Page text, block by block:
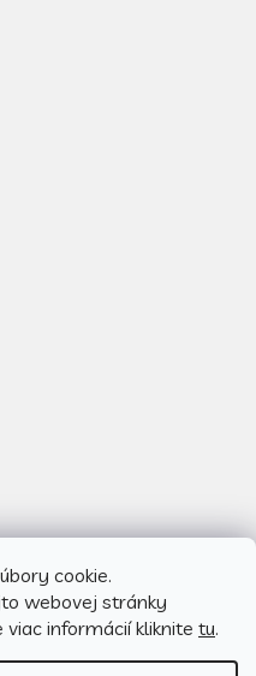
cookie.
webovej stránky
viac informácií kliknite tu.